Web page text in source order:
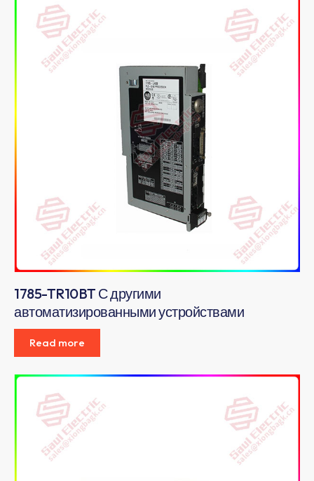
1785-TR10BT С другими
автоматизированными устройствами
Read more